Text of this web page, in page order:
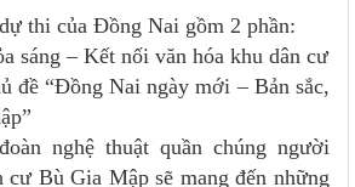
thi của Đồng Nai gồm 2 phần:
– Kết nối văn hóa khu dân cư
“Đồng Nai ngày mới – Bản sắc,
nghệ thuật quần chúng người
cư Bù Gia Mập sẽ mang đến những